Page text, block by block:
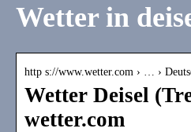
Wetter in
http s://www.wetter.com › … ›
Wetter Deisel
wetter.com